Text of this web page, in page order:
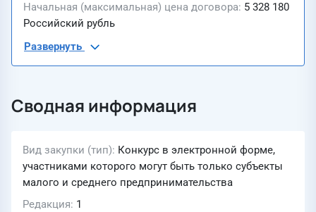
Развернуть
Начальная (максимальная) цена договора 5 328 180
Российский рубль
Сводная информация
Вид закупки (тип) Конкурс в электронной форме,
участниками которого могут быть только субъекты
малого и среднего предпринимательства
Редакция 1